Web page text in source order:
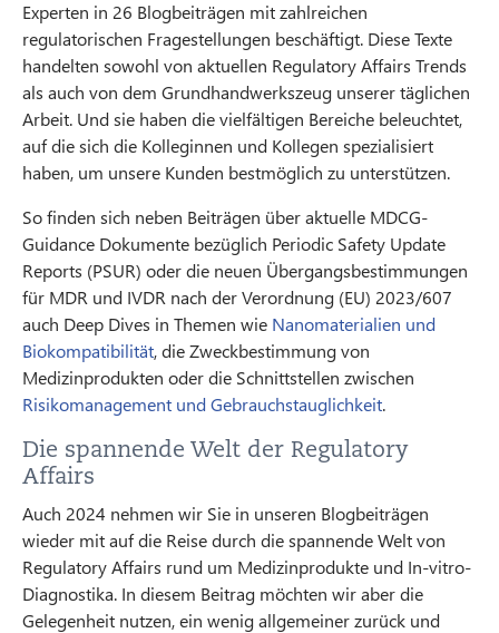
Experten in 26 Blogbeiträgen mit zahlreichen
regulatorischen Fragestellungen beschäftigt. Diese Texte
handelten sowohl von aktuellen Regulatory Affairs Trends
als auch von dem Grundhandwerkszeug unserer täglichen
Arbeit. Und sie haben die vielfältigen Bereiche beleuchtet,
auf die sich die Kolleginnen und Kollegen spezialisiert
haben, um unsere Kunden bestmöglich zu unterstützen.
So finden sich neben Beiträgen über aktuelle MDCG-
Guidance Dokumente bezüglich Periodic Safety Update
Reports (PSUR) oder die neuen Übergangsbestimmungen
für MDR und IVDR nach der Verordnung (EU) 2023/607
auch Deep Dives in Themen wie Nanomaterialien und
Biokompatibilität, die Zweckbestimmung von
Medizinprodukten oder die Schnittstellen zwischen
Risikomanagement und Gebrauchstauglichkeit.
Die spannende Welt der Regulatory
Affairs
Auch 2024 nehmen wir Sie in unseren Blogbeiträgen
wieder mit auf die Reise durch die spannende Welt von
Regulatory Affairs rund um Medizinprodukte und In-vitro-
Diagnostika. In diesem Beitrag möchten wir aber die
Gelegenheit nutzen, ein wenig allgemeiner zurück und